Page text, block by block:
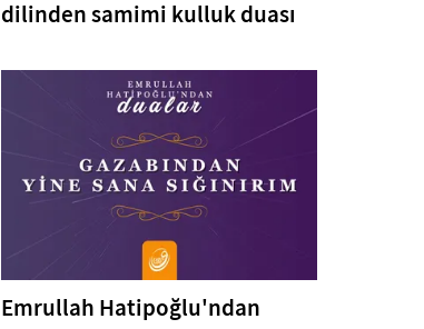
dilinden samimi kulluk duası
Emrullah Hatipoğlu'ndan